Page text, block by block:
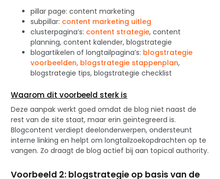
pillar page: content marketing
subpillar: content marketing uitleg
clusterpagina’s: content strategie, content
planning, content kalender, blogstrategie
blogartikelen of longtailpagina’s: blogstrategie
voorbeelden, blogstrategie stappenplan,
blogstrategie tips, blogstrategie checklist
Waarom dit voorbeeld sterk is
Deze aanpak werkt goed omdat de blog niet naast de
rest van de site staat, maar erin geïntegreerd is.
Blogcontent verdiept deelonderwerpen, ondersteunt
interne linking en helpt om longtailzoekopdrachten op te
vangen. Zo draagt de blog actief bij aan topical authority.
Voorbeeld 2: blogstrategie op basis van de